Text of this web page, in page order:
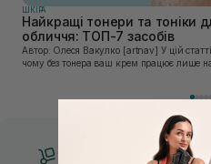
ШКIРА
Найкращі тонери та тоніки
обличчя: ТОП-7 засобів
Автор: Олеся Вакулко [artnav] У цій статті ми пояснимо,
чому без тонера ваш крем працює лише
Безкоштовна доставка